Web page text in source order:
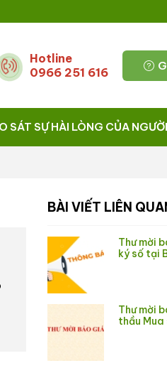
Hotline
0966 251 616
SÁT SỰ HÀI LÒNG CỦA
BÀI VIẾT LIÊN
Thư mời
ký số tại
Thư mời
thầu Mua